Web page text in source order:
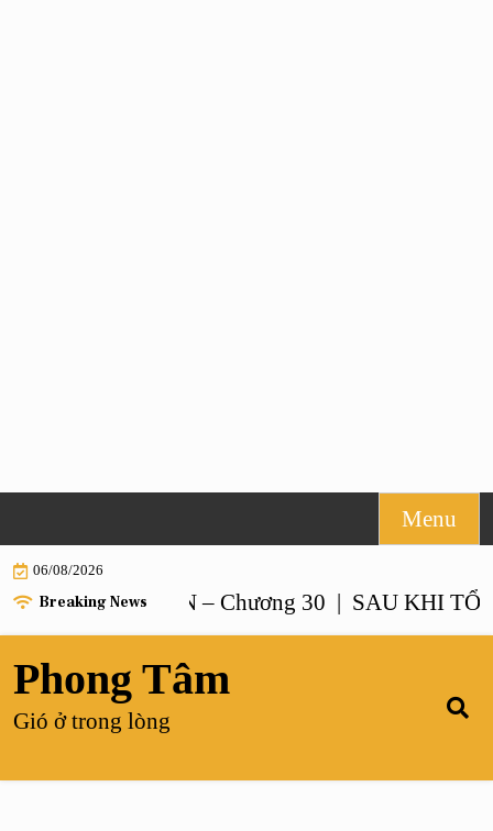
to
content
Menu
06/08/2026
Breaking News
NUÔI CON – Chương 30 |SAU KHI TỔNG
Phong Tâm
Gió ở trong lòng